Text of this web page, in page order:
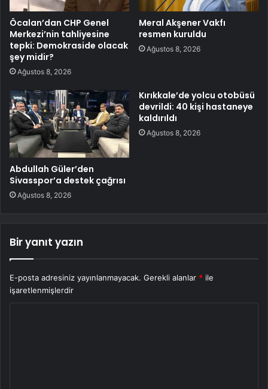
Öcalan’dan CHP Genel
Merkezi’nin tahliyesine
tepki: Demokraside olacak
şey midir?
Ağustos 8, 2026
Meral Akşener Vakfı
resmen kuruldu
Ağustos 8, 2026
Abdullah Güler’den
Sivasspor’a destek çağrısı
Ağustos 8, 2026
Kırıkkale’de yolcu otobüsü
devrildi: 40 kişi hastaneye
kaldırıldı
Ağustos 8, 2026
Bir yanıt yazın
E-posta adresiniz yayınlanmayacak. Gerekli alanlar * ile
işaretlenmişlerdir